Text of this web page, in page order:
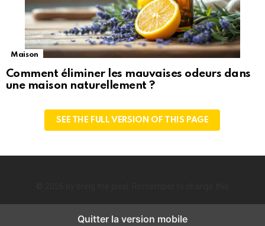
Maison
Comment éliminer les mauvaises odeurs dans
une maison naturellement ?
SEE THE FULL VERSION OF THIS PAGE
Quitter la version mobile